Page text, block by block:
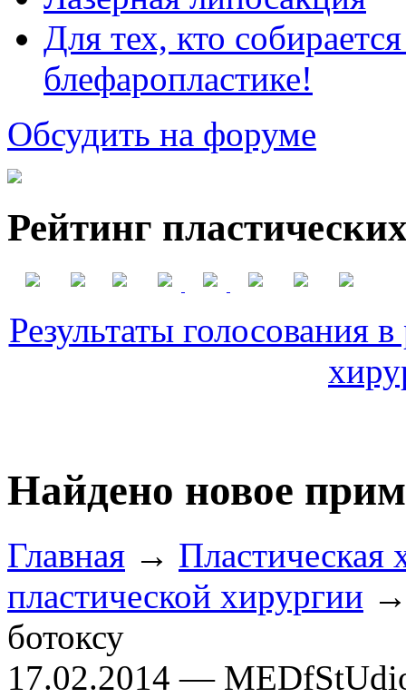
Для тех, кто
блефаропластике!
Обсудить на форуме
Рейтинг
Результаты голосования
Найдено новое
Главная → Пластическая
пластической хирургии →
ботоксу
17.02.2014 —